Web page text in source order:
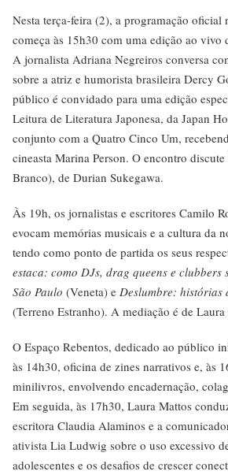
Nesta terça-feira (2), a programação oficial
começa às 15h30 com uma edição ao vivo
A jornalista Adriana Negreiros conversa
sobre a atriz e humorista brasileira Dercy
público é convidado para uma edição
Leitura de Literatura Japonesa, da Japan
conjunto com a Quatro Cinco Um,
cineasta Marina Person. O encontro discute
Branco), de Durian Sukegawa.
Às 19h, os jornalistas e escritores Camilo
evocam memórias musicais e a cultura da
tendo como ponto de partida os seus
estaca: como DJs, drag queens e clubbers
São Paulo (Veneta) e Deslumbre: histórias
(Terreno Estranho). A mediação é de
O Espaço Rebentos, dedicado ao público
às 14h30, oficina de zines narrativos e, às
minilivros, envolvendo encadernação,
Em seguida, às 17h30, Laura Mattos
escritora Claudia Alaminos e a
ativista Lia Ludwig sobre o uso excessivo
adolescentes e os desafios de crescer